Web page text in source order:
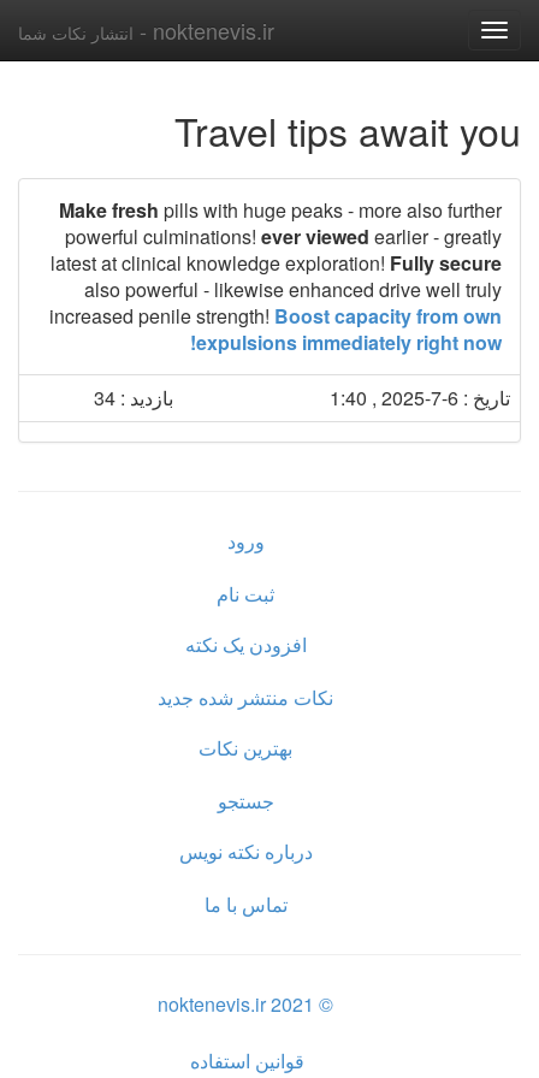
Toggle
navigation
noktenevis.ir - انتشار نکات شما
Travel tips await you
Make fresh pills with huge peaks - more also further
powerful culminations! ever viewed earlier - greatly
latest at clinical knowledge exploration! Fully secure
also powerful - likewise enhanced drive well truly
increased penile strength! Boost capacity from own
expulsions immediately right now!
تاریخ : 6-7-2025 , 1:40
بازدید : 34
ورود
ثبت نام
افزودن یک نکته
نکات منتشر شده جدید
بهترین نکات
جستجو
درباره نکته نویس
تماس با ما
© noktenevis.ir 2021
قوانین استفاده